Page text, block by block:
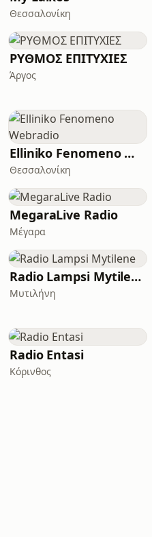
Θεσσαλονίκη
ΡΥΘΜΟΣ ΕΠΙΤΥΧΙΕΣ
Άργος
Elliniko Fenomeno Webradio
Θεσσαλονίκη
MegaraLive Radio
Μέγαρα
Radio Lampsi Mytilene
Μυτιλήνη
Radio Entasi
Κόρινθος